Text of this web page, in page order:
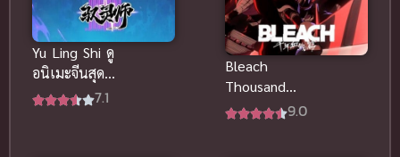
Yu Ling Shi ดู
อนิเมะจีนสุด
มันส์ นักคุม7.1
Bleach
Thousand
Year Anime9.0